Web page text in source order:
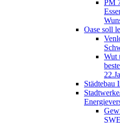
PM
Oase soll
Wut
Städtebau